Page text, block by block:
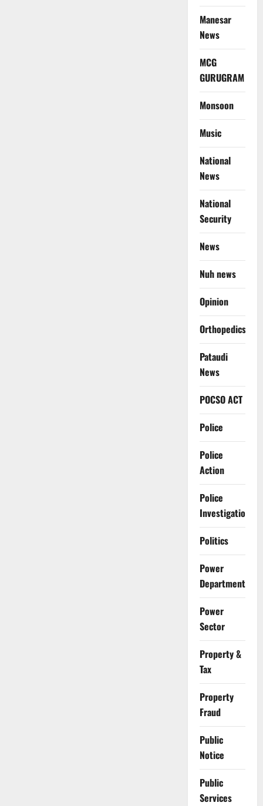
Manesar
News
MCG
GURUGRAM
Monsoon
Music
National
News
National
Security
News
Nuh news
Opinion
Orthopedics
Pataudi
News
POCSO ACT
Police
Police
Action
Police
Investigation
Politics
Power
Department
Power
Sector
Property &
Tax
Property
Fraud
Public
Notice
Public
Services